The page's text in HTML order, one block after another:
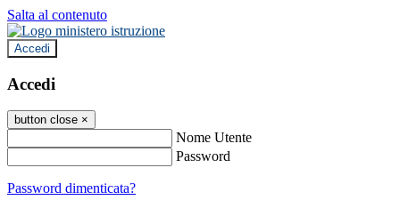
Salta al contenuto
Accedi
Accedi
button close ×
Nome Utente
Password
Password dimenticata?